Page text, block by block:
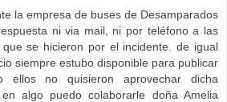
la empresa de buses de Desamparados
ni via mail, ni por teléfono a las
que se hicieron por el incidente. de igual
siempre estubo disponible para publicar
ellos no quisieron aprovechar dicha
algo puedo colaborarle doña Amelia